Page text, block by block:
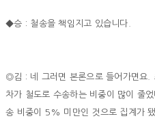
◆승 : 철송을 책임지고 있습니다.
◎김 : 네 그러면 본론으로 들어가면요.
차가 철도로 수송하는 비중이 많이 줄
송 비중이 5% 미만인 것으로 집계가